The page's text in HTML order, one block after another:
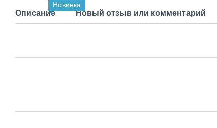
Новинка
Описание Новый отзыв или комментарий